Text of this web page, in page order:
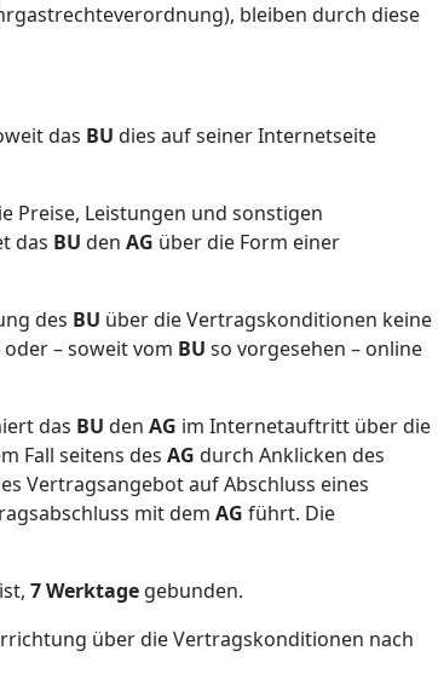
bleiben durch diese
das BU dies auf seiner Internetseite
Preise, Leistungen und sonstigen
das BU den AG über die Form einer
des BU über die Vertragskonditionen keine
– soweit vom BU so vorgesehen – online
das BU den AG im Internetauftritt über die
Fall seitens des AG durch Anklicken des
Vertragsangebot auf Abschluss eines
mit dem AG führt. Die
7 Werktage gebunden.
über die Vertragskonditionen nach